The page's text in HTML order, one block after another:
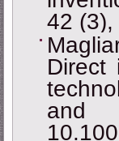
42
Direct
and